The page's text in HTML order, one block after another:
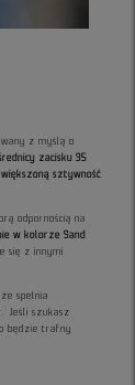
z myślą o
zacisku 35
sztywność
odpornością na
w kolorze Sand
się z innymi
spełnia
Jeśli szukasz
będzie trafny